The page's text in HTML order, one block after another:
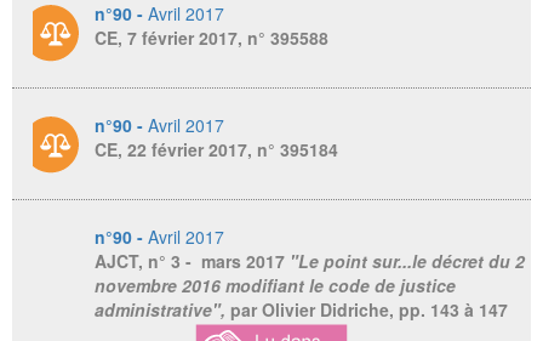
n°90 - Avril 2017
CE, 7 février 2017, n° 395588
n°90 - Avril 2017
CE, 22 février 2017, n° 395184
n°90 - Avril 2017
AJCT, n° 3 - mars 2017 "Le point sur...le décret du 2
novembre 2016 modifiant le code de justice
administrative", par Olivier Didriche, pp. 143 à 147